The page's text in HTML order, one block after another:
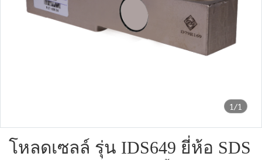
1/1
โหลดเซลล์ รุ่น IDS649 ยี่ห้อ SDS